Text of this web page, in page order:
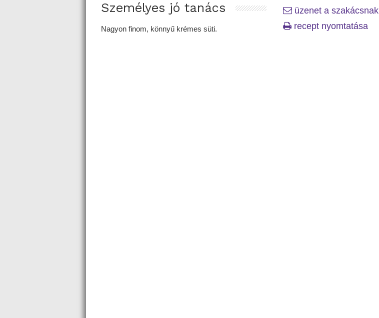
Személyes jó tanács
Nagyon finom, könnyű krémes süti.
üzenet a szakácsnak
recept nyomtatása